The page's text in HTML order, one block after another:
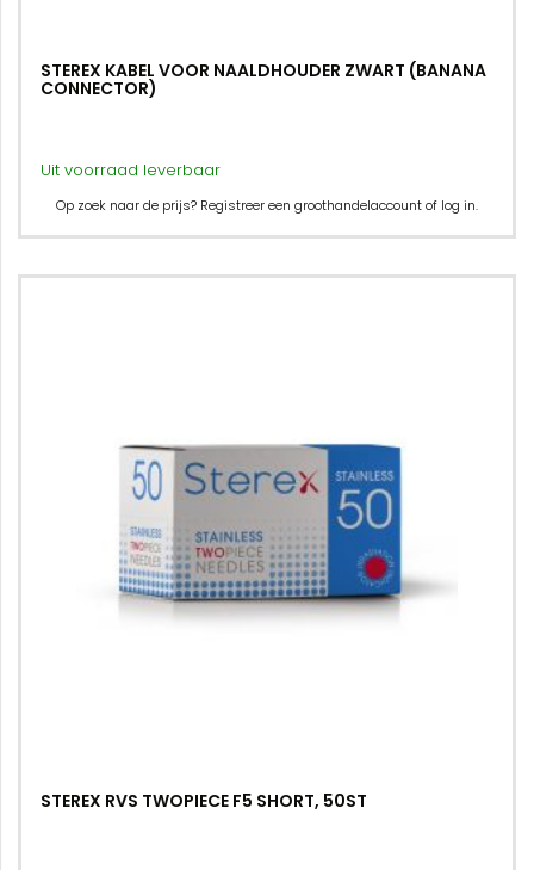
STEREX KABEL VOOR NAALDHOUDER ZWART (BANANA
CONNECTOR)
Uit voorraad leverbaar
Op zoek naar de prijs? Registreer een groothandelaccount of log in.
STEREX RVS TWOPIECE F5 SHORT, 50ST